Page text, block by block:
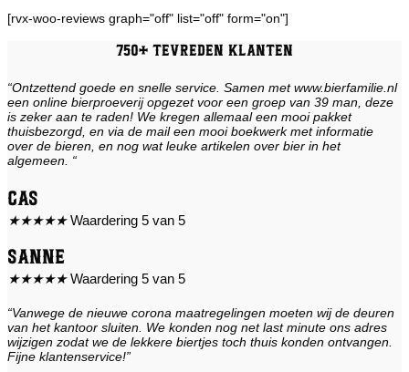
[rvx-woo-reviews graph="off" list="off" form="on"]
750+ tevreden klanten
“Ontzettend goede en snelle service. Samen met www.bierfamilie.nl
een online bierproeverij opgezet voor een groep van 39 man, deze
is zeker aan te raden! We kregen allemaal een mooi pakket
thuisbezorgd, en via de mail een mooi boekwerk met informatie
over de bieren, en nog wat leuke artikelen over bier in het
algemeen. “
Cas
★★★★★ Waardering 5 van 5
Sanne
★★★★★ Waardering 5 van 5
“Vanwege de nieuwe corona maatregelingen moeten wij de deuren
van het kantoor sluiten. We konden nog net last minute ons adres
wijzigen zodat we de lekkere biertjes toch thuis konden ontvangen.
Fijne klantenservice!”